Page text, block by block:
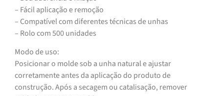
– Fácil aplicação e remoção
– Compatível com diferentes técnicas de unhas
– Rolo com 500 unidades
Modo de uso:
Posicionar o molde sob a unha natural e ajustar
corretamente antes da aplicação do produto de
construção. Após a secagem ou catalisação, remover